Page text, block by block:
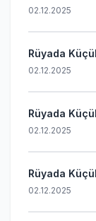
02.12.2025
Rüyada
02.12.2025
Rüyada
02.12.2025
Rüyada
02.12.2025